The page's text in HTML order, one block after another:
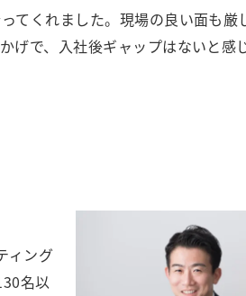
てくれました。現場の良い面も厳
げで、入社後ギャップはないと感
ィング
名以